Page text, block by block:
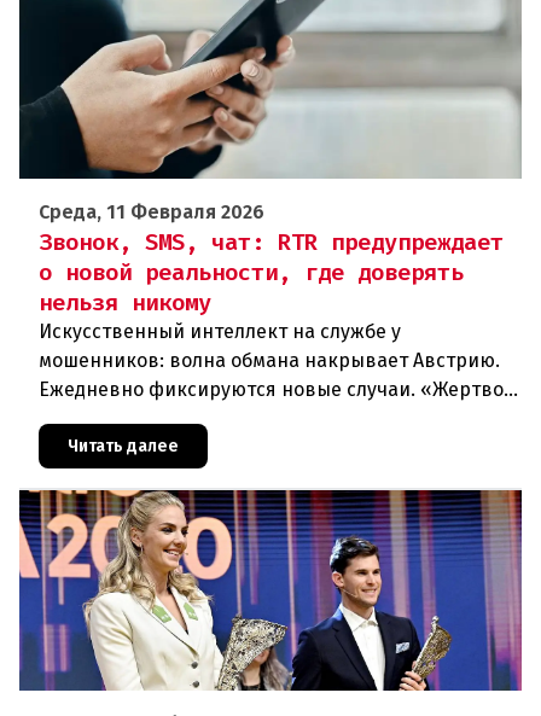
Среда, 11 Февраля 2026
Звонок, SMS, чат: RTR предупреждает
о новой реальности, где доверять
нельзя никому
Искусственный интеллект на службе у
мошенников: волна обмана накрывает Австрию.
Ежедневно фиксируются новые случаи. «Жертвой
интернете с использованием искус
Читать далее